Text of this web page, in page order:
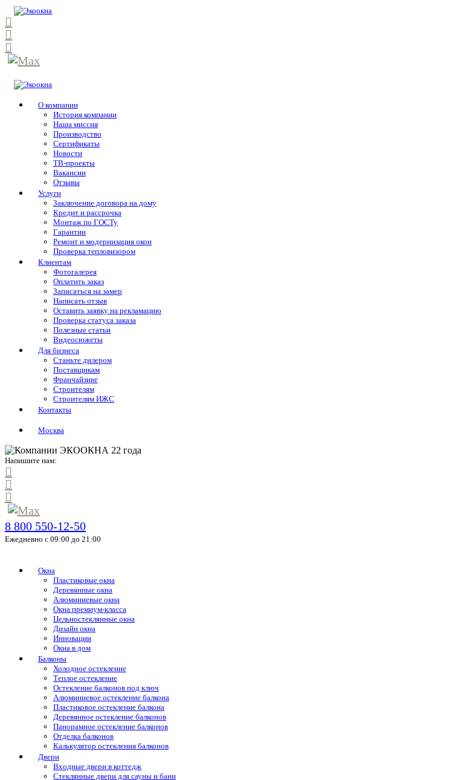
О компании
История компании
Наша миссия
Производство
Сертификаты
Новости
ТВ-проекты
Вакансии
Отзывы
Услуги
Заключение договора на дому
Кредит и рассрочка
Монтаж по ГОСТу
Гарантии
Ремонт и модернизация окон
Проверка тепловизором
Клиентам
Фотогалерея
Оплатить заказ
Записаться на замер
Написать отзыв
Оставить заявку на рекламацию
Проверка статуса заказа
Полезные статьи
Видеосюжеты
Для бизнеса
Станьте дилером
Поставщикам
Франчайзинг
Строителям
Строителям ИЖС
Контакты
Москва
Напишите нам:
8 800 550-12-50
Ежедневно с 09:00 до 21:00
Окна
Пластиковые окна
Деревянные окна
Алюминиевые окна
Окна премиум-класса
Цельностеклянные окна
Дизайн окна
Инновации
Окна в дом
Балконы
Холодное остекление
Теплое остекление
Остекление балконов под ключ
Алюминиевое остекление балкона
Пластиковое остекление балкона
Деревянное остекление балконов
Панорамное остекление балконов
Отделка балконов
Калькулятор остекления балконов
Двери
Входные двери в коттедж
Стеклянные двери для сауны и бани